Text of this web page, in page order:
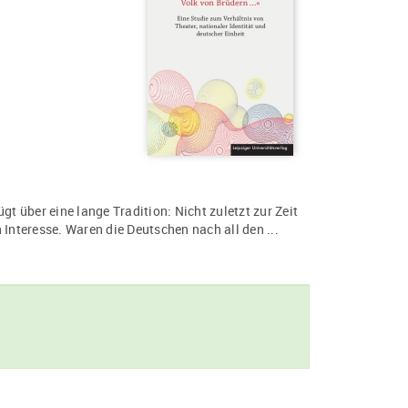
über eine lange Tradition: Nicht zuletzt zur Zeit
Waren die Deutschen nach all den ...